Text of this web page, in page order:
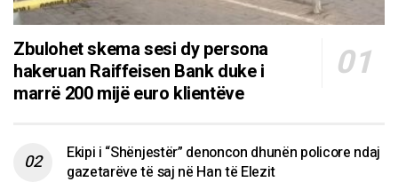
Zbulohet skema sesi dy persona
hakeruan Raiffeisen Bank duke i
marrë 200 mijë euro klientëve
Ekipi i “Shënjestër” denoncon dhunën policore ndaj
gazetarëve të saj në Han të Elezit